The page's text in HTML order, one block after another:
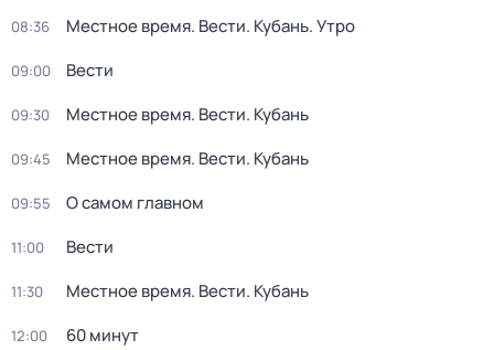
08:36 Местное время. Вести. Кубань. Утро
09:00 Вести
09:30 Местное время. Вести. Кубань
09:45 Местное время. Вести. Кубань
09:55 О самом главном
11:00 Вести
11:30 Местное время. Вести. Кубань
12:00 60 минут